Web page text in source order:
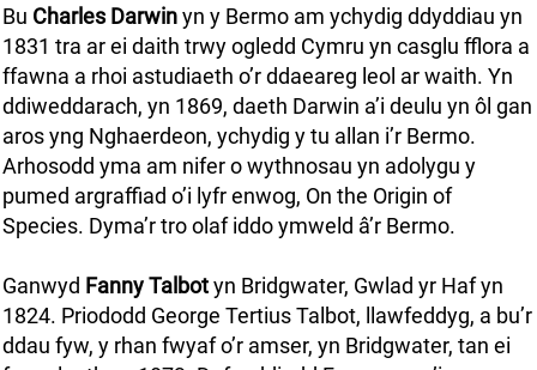
Bu Charles Darwinyn y Bermo am ychydig ddyddiau yn
1831 tra ar ei daith trwy ogledd Cymru yn casglu fflora a
ffawna a rhoi astudiaeth o’r ddaeareg leol ar waith. Yn
ddiweddarach, yn 1869, daeth Darwin a’i deulu yn ôl gan
aros yng Nghaerdeon, ychydig y tu allan i’r Bermo.
Arhosodd yma am nifer o wythnosau yn adolygu y
pumed argraffiad o’i lyfr enwog, On the Origin of
Species. Dyma’r tro olaf iddo ymweld â’r Bermo.
Ganwyd Fanny Talbotyn Bridgwater, Gwlad yr Haf yn
1824. Priododd George Tertius Talbot, llawfeddyg, a bu’r
ddau fyw, y rhan fwyaf o’r amser, yn Bridgwater, tan ei